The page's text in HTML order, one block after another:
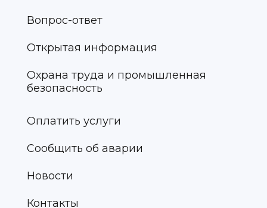
Вопрос-ответ
Открытая информация
Охрана труда и промышленная
безопасность
Оплатить услуги
Сообщить об аварии
Новости
Контакты